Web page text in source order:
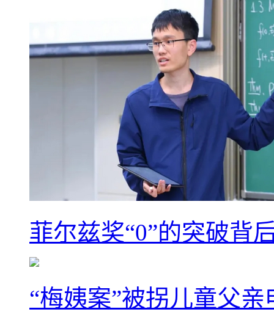
菲尔兹奖“0”的突破背
“梅姨案”被拐儿童父